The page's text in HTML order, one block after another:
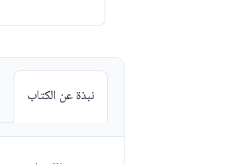
نبذة عن الكتاب